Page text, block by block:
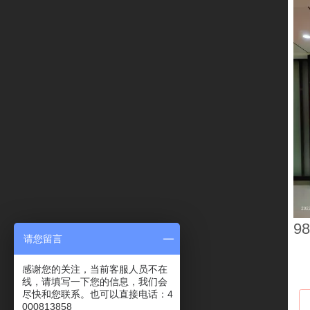
请您留言
感谢您的关注，当前客服人员不在
线，请填写一下您的信息，我们会
尽快和您联系。也可以直接电话：4
000813858